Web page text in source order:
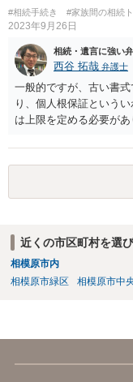
います。単に面倒臭いと
れば、当該弁護士との
出することを検討なさ
#相続手続き #家族間の相続
2023年9月26日
相続・遺言に強い
西谷 拓哉 弁護士
一般的ですが、古い書
り、個人根保証という
は上限を定める必要が
り、会社側は請求でき
近くの市区町村を選
相模原市内
相模原市緑区
相模原市中